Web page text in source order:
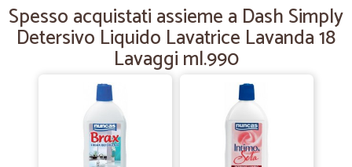
Tutto a posto
Tutto a posto! Azienda molto affidabile e precisa
Spesso acquistati assieme a Dash Simply
Detersivo Liquido Lavatrice Lavanda 18
Lavaggi ml.990